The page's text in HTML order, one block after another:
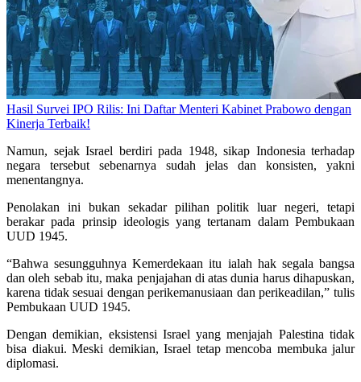
Hasil Survei IPO Rilis: Ini Daftar Menteri Kabinet Prabowo dengan
Kinerja Terbaik!
Namun, sejak Israel berdiri pada 1948, sikap Indonesia terhadap
negara tersebut sebenarnya sudah jelas dan konsisten, yakni
menentangnya.
Penolakan ini bukan sekadar pilihan politik luar negeri, tetapi
berakar pada prinsip ideologis yang tertanam dalam Pembukaan
UUD 1945.
“Bahwa sesungguhnya Kemerdekaan itu ialah hak segala bangsa
dan oleh sebab itu, maka penjajahan di atas dunia harus dihapuskan,
karena tidak sesuai dengan perikemanusiaan dan perikeadilan,” tulis
Pembukaan UUD 1945.
Dengan demikian, eksistensi Israel yang menjajah Palestina tidak
bisa diakui. Meski demikian, Israel tetap mencoba membuka jalur
diplomasi.